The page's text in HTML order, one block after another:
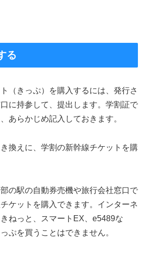
る
（きっぷ）を購入するには、発行さ
に持参して、提出します。学割証で
あらかじめ記入しておきます。
換えに、学割の新幹線チケットを購
の駅の自動券売機や旅行会社窓口で
ケットを購入できます。インターネ
ねっと、スマートEX、e5489な
ぷを買うことはできません。